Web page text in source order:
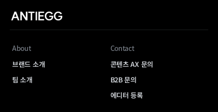
About
브랜드 소개
팀 소개
Contact
콘텐츠 AX 문의
B2B 문의
에디터 등록